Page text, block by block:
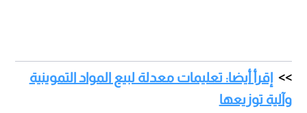
إقرأ أيضا: تعليمات معدلة لبيع المواد التموينية
وآلية توزيعها